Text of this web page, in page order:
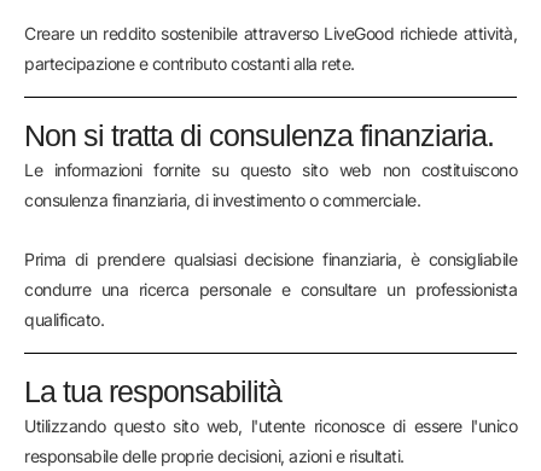
Creare un reddito sostenibile attraverso LiveGood richiede attività,
partecipazione e contributo costanti alla rete.
Non si tratta di consulenza finanziaria.
Le informazioni fornite su questo sito web non costituiscono
consulenza finanziaria, di investimento o commerciale.
Prima di prendere qualsiasi decisione finanziaria, è consigliabile
condurre una ricerca personale e consultare un professionista
qualificato.
La tua responsabilità
Utilizzando questo sito web, l'utente riconosce di essere l'unico
responsabile delle proprie decisioni, azioni e risultati.